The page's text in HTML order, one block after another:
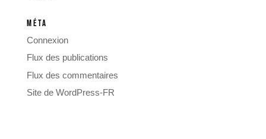
MÉTA
Connexion
Flux des publications
Flux des commentaires
Site de WordPress-FR